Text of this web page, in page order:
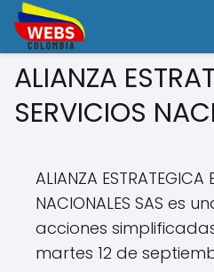
ALIANZA
SERVICIOS
ALIANZA ESTRATEGICA
NACIONALES SAS es
acciones
martes 12 de